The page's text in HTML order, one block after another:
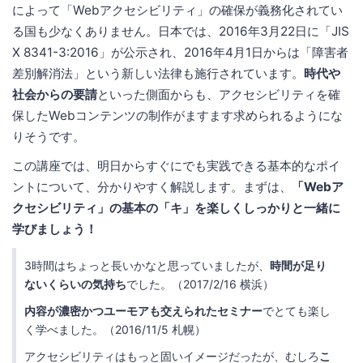
によって「Webアクセシビリティ」の確保が義務化されてい
る国も少なくありません。日本では、2016年3月22日に「JIS
X 8341-3:2016」が公示され、2016年4月1日からは「障害者
差別解消法」という新しい法律も施行されています。 時代や
社会からの要請といった側面からも、アクセシビリティを確
保したWebコンテンツの制作がますます求められるようにな
りそうです。
この講座では、明日からすぐにでも実践できる基本的なポイ
ントについて、分かりやすく解説します。まずは、
「Webア
クセシビリティ」の基本の「キ」を楽しくしっかりと一緒に
学びましょう！
3時間はちょっと長いかなと思っていましたが、 時間が足り
ないくらいの気持ちでした。（2017/2/16 横浜）
内容が濃密かつユーモアも交えられたセミナーでとても楽し
く学べました。（2016/11/5 札幌）
アクセシビリティはもっと固いイメージだったが、むしろこ